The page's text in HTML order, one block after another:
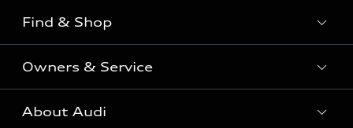
SUV
Coupe
S range
e-tron
Find & Shop
전시장/AAP 전시장/AS센터
아우디 신차 재고
Owners & Service
고객안내
About Audi